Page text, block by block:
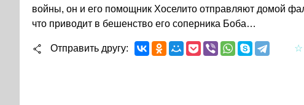
войны, он и его помощник Хоселито отправляют домой
что приводит в бешенство его соперника Боба…
Отправить другу